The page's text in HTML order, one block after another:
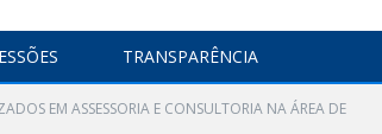
TRANSPARÊNCIA
EM ASSESSORIA E CONSULTORIA NA ÁREA DE